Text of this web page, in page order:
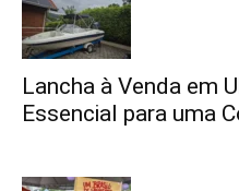
Lancha à Venda em
Essencial para uma